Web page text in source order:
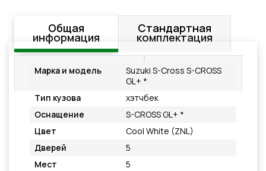
Общая
информация
Стандартная
комплектация
Дополнительное
оснащение
Подробнее
Марка и модель
Suzuki S-Cross S-CROSS
GL+ *
Тип кузова
хэтчбек
Оснащение
S-CROSS GL+ *
Цвет
Cool White (ZNL)
Дверей
5
Мест
5